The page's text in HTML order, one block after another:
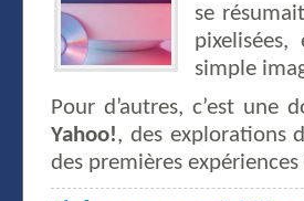
se
simple
Pour d’autres, c’est une
Yahoo!, des explorations
des premières